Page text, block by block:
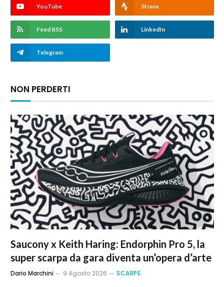
YouTube Strava
Feed RSS LinkedIn
Telegram
NON PERDERTI
Saucony x Keith Haring: Endorphin Pro 5, la
super scarpa da gara diventa un’opera d’arte
Dario Marchini 9 Agosto 2026 SCARPE